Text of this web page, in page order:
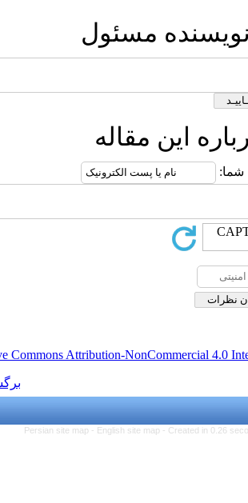
Creative Commonsقابل بازنشر است.
برگشت به فهرست نسخه ها
Persian site map -